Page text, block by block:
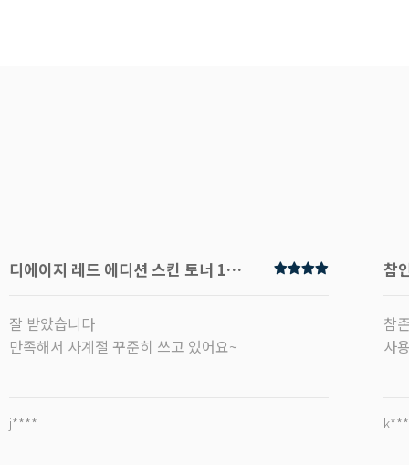
디에이지 레드 에디션 스킨 토너 120ml
잘 받았습니다
만족해서 사계절 꾸준히 쓰고 있어요~
j****
참
참
사